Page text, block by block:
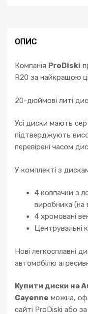
ОПИС
Компанія ProDiski
R20 за найкращою
20-дюймові литі
Усі диски мають
підтверджують
перевірені часом
У комплекті з
4 ковпачки з
виробника (на
4 хромовані
Центрувальні
Нові легкосплавні
автомобілю
Купити диски на
Cayenne можна,
сайті ProDiski або